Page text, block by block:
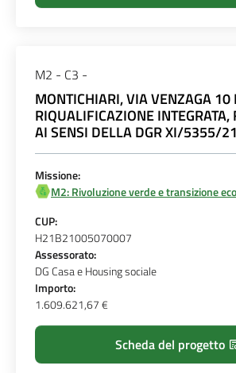
M2 - C3 -
MONTICHIARI, VIA VENZAGA 10
RIQUALIFICAZIONE
AI SENSI DELLA DGR XI/5355/
Missione:
M2: Rivoluzione verde e transizione
CUP:
H21B21005070007
Assessorato:
DG Casa e Housing sociale
Importo:
1.609.621,67 €
Scheda del progetto